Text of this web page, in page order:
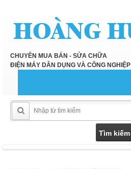
CHUYÊN MUA BÁN - SỬA CHỮA
ĐIỆN MÁY DÂN DỤNG VÀ CÔNG NGHIỆP